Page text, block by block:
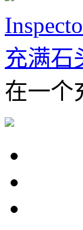
充满石
在一个